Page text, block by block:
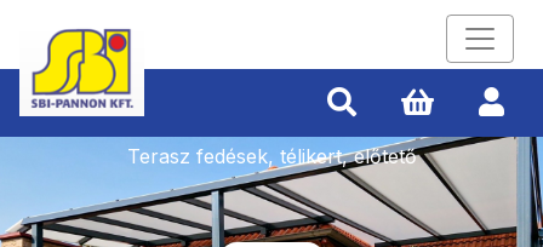
Terasz fedések, télikert, előtető